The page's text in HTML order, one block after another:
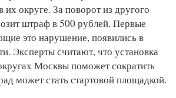
их округе. За поворот из другого
штраф в 500 рублей. Первые
это нарушение, появились в
Эксперты считают, что установка
Москвы поможет сократить
может стать стартовой площадкой.